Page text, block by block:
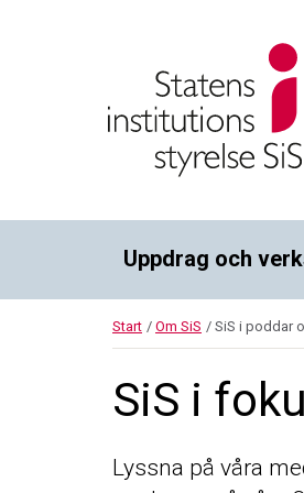
Uppdrag och
Start / Om SiS / SiS i poddar
SiS i
Lyssna på våra